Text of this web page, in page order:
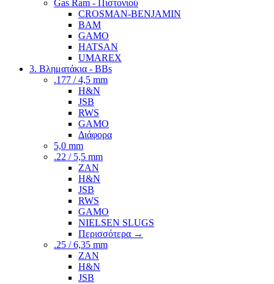
Gas Ram - Πιστονιού
CROSMAN-BENJAMIN
BAM
GAMO
HATSAN
UMAREX
3. Βληματάκια - BBs
.177 / 4,5 mm
H&N
JSB
RWS
GAMO
Διάφορα
5,0 mm
.22 / 5,5 mm
ZAN
H&N
JSB
RWS
GAMO
NIELSEN SLUGS
Περισσότερα →
.25 / 6,35 mm
ZAN
H&N
JSB